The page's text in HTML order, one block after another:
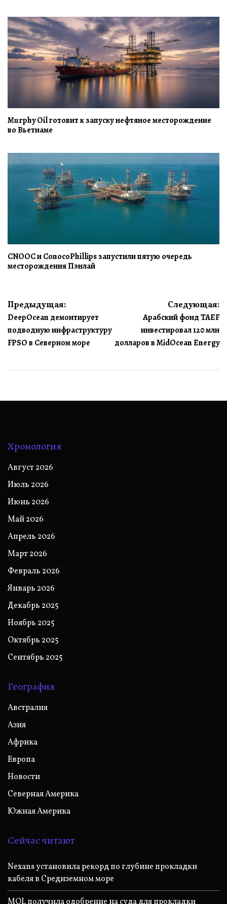
Murphy Oil готовит к запуску нефтяное месторождение
во Вьетнаме
CNOOC и ConocoPhillips запустили пятую очередь
месторождения Пэнлай
Навигация
по
записям
Предыдущая:
DeepOcean демонтирует
подводную инфраструктуру
FPSO в Северном море
Следующая:
Арабский фонд TAEF
инвестировал 120 млн
долларов в MidOcean Energy
Хронология
Август 2026
Июль 2026
Июнь 2026
Май 2026
Апрель 2026
Март 2026
Февраль 2026
Январь 2026
Декабрь 2025
Ноябрь 2025
Октябрь 2025
Сентябрь 2025
География
Австралия
Азия
Африка
Европа
Новости
Северная Америка
Южная Америка
Сейчас читают
Nexans установила рекорд по глубине прокладки
кабеля в Средиземном море